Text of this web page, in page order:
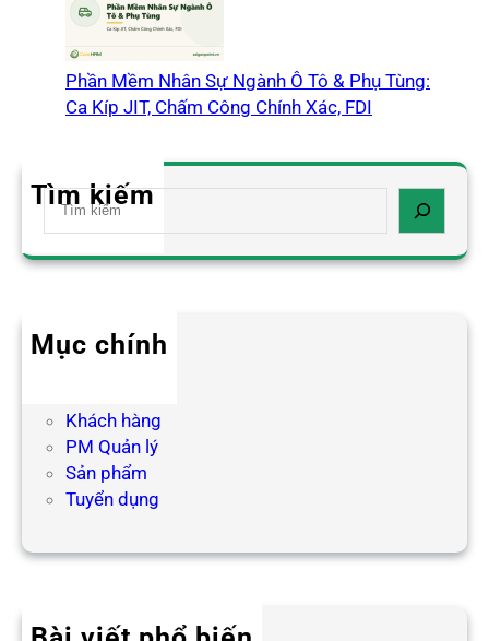
Phần Mềm Nhân Sự Ngành Ô Tô & Phụ Tùng:
Ca Kíp JIT, Chấm Công Chính Xác, FDI
Tìm kiếm
S
a
h
Mục chính
Khách hàng
PM Quản lý
Sản phẩm
Tuyển dụng